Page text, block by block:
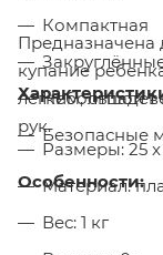
Предназначена
купание
легким,
рук.
Особенности:
Компактная
Небольшой
Безопасные
Размеры: 25
Материал:
Вес: 1 кг